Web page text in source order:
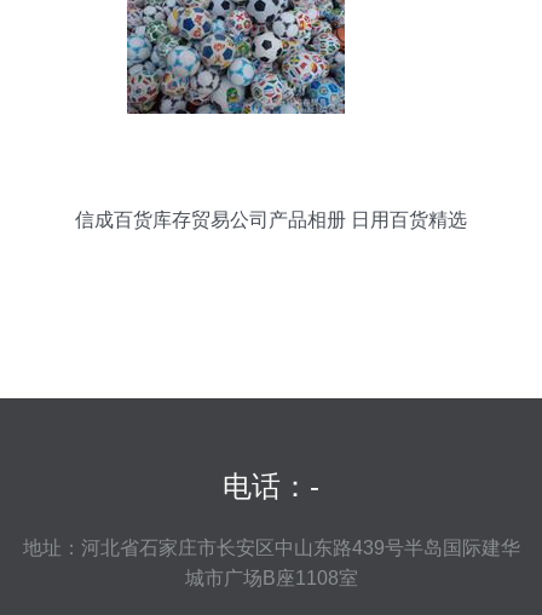
信成百货库存贸易公司产品相册 日用百货精选
电话：-
地址：河北省石家庄市长安区中山东路439号半岛国际建华
城市广场B座1108室